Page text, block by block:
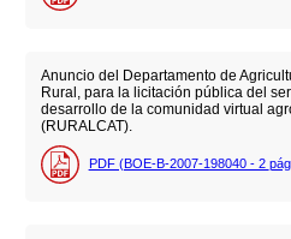
Anuncio del Departamento de
Rural, para la licitación pública del
desarrollo de la comunidad virtual
(RURALCAT).
PDF (BOE-B-2007-198040 - 2